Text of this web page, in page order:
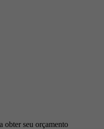
obter seu orçamento